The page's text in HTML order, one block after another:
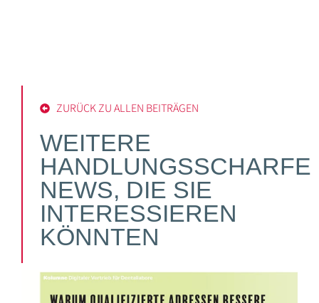
ZURÜCK ZU ALLEN BEITRÄGEN
WEITERE
HANDLUNGSSCHARFE
NEWS, DIE SIE
INTERESSIEREN
KÖNNTEN